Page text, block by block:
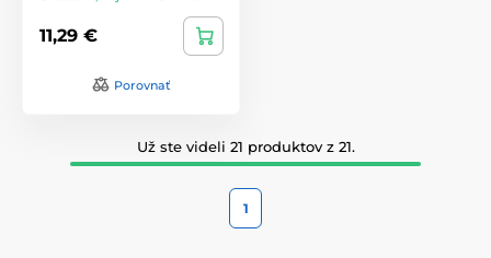
11,29 €
Porovnať
Už ste videli 21 produktov z 21.
1